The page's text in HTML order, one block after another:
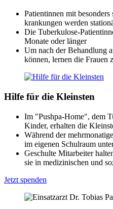
Patientinnen mit
krankungen werden
Die Tuber­kulose-
Monate oder länger
Um nach der Be­handlung
können, lernen die Frauen
Hilfe für die Kleinsten
Im "Pushpa-Home", dem
Kinder, er­halten die
Während der
im eigenen Schul­raum
Ge­schulte Mit­arbeiter
sie in medizinischen und
Jetzt spenden